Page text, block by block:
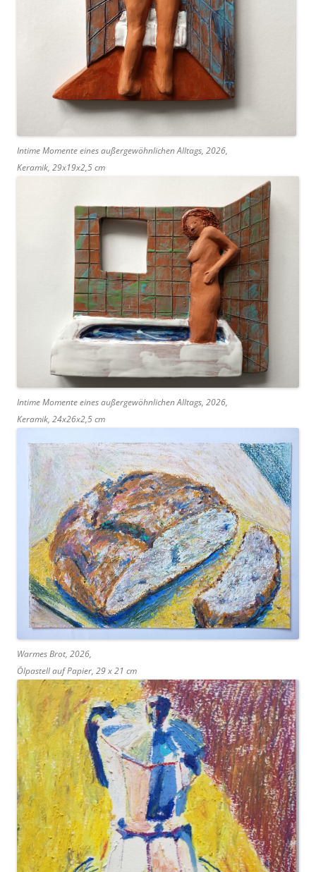
Intime Momente eines außergewöhnlichen Alltags, 2026,
Keramik, 29x19x2,5 cm
Intime Momente eines außergewöhnlichen Alltags, 2026,
Keramik, 24x26x2,5 cm
Warmes Brot, 2026,
Ölpastell auf Papier, 29 x 21 cm